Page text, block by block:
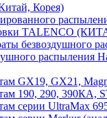
Корея)
TALENCO
безвоздушного
распыления
GX19, GX21,
190, 290, 390КА,
серии UltraMax